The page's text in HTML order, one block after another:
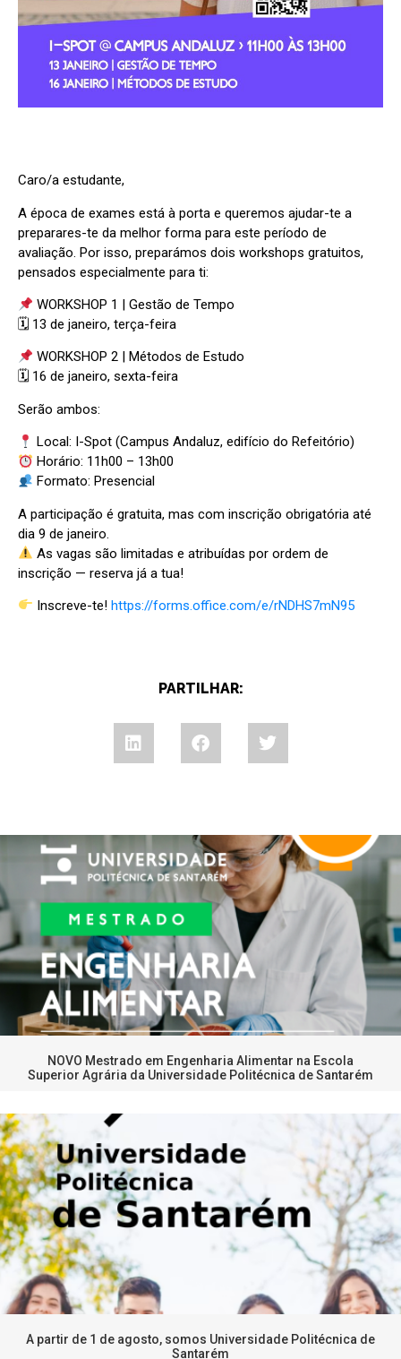
Caro/a estudante,
A época de exames está à porta e queremos ajudar-te a
preparares-te da melhor forma para este período de
avaliação. Por isso, preparámos dois workshops gratuitos,
pensados especialmente para ti:
WORKSHOP 1 | Gestão de Tempo
🗓 13 de janeiro, terça-feira
WORKSHOP 2 | Métodos de Estudo
🗓 16 de janeiro, sexta-feira
Serão ambos:
Local: I-Spot (Campus Andaluz, edifício do Refeitório)
Horário: 11h00 – 13h00
Formato: Presencial
A participação é gratuita, mas com inscrição obrigatória até
dia 9 de janeiro.
As vagas são limitadas e atribuídas por ordem de
inscrição — reserva já a tua!
Inscreve-te!https://forms.office.com/e/rNDHS7mN95
PARTILHAR:
NOVO Mestrado em Engenharia Alimentar na Escola
Superior Agrária da Universidade Politécnica de Santarém
A partir de 1 de agosto, somos Universidade Politécnica de
Santarém